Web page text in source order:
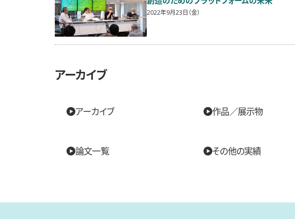
2022年9月23日（金）
アーカイブ
アーカイブ 作品／展示物
論文一覧 その他の実績